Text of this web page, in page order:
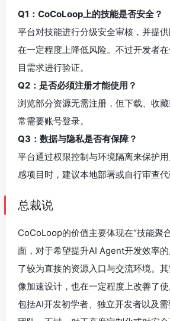
Q1：CoCoLoop上的技能是否安全？
平台对技能进行分级安全审核，并提
在一定程度上降低风险。不过开发者
目需求进行验证。
Q2：是否必须注册才能使用？
浏览部分资源无需注册，但下载、收
常需要账号登录。
Q3：数据与隐私是否有保障？
平台通过权限控制与环境隔离来保护
感项目时，建议本地部署或自行审查代
总裁说
CoCoLoop的价值主要体现在“技能聚
面，对于希望提升AI Agent开发效率
了较为直接的资源入口与交流环境。
像加速设计，也在一定程度上改善了
包括AI开发初学者、独立开发者以及